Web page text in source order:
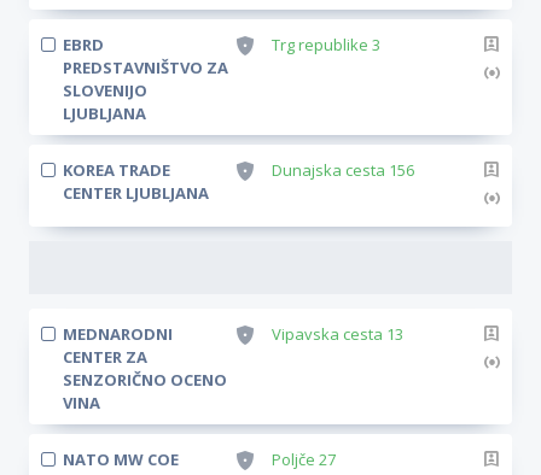
EBRD
PREDSTAVNIŠTVO ZA
SLOVENIJO
LJUBLJANA
Trg republike 3
KOREA TRADE
CENTER LJUBLJANA
Dunajska cesta 156
MEDNARODNI
CENTER ZA
SENZORIČNO OCENO
VINA
Vipavska cesta 13
NATO MW COE Poljče 27